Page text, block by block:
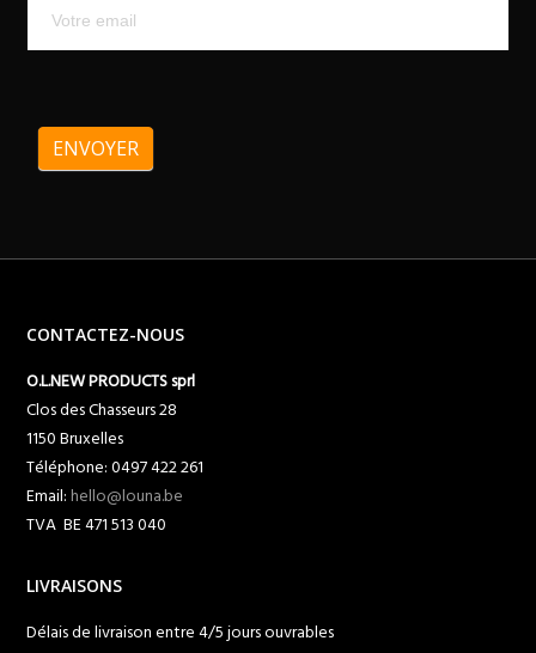
ENVOYER
CONTACTEZ-NOUS
O.L.NEW PRODUCTS sprl
Clos des Chasseurs 28
1150 Bruxelles
Téléphone: 0497 422 261
Email:hello@louna.be
TVA BE 471 513 040
LIVRAISONS
Délais de livraison entre 4/5 jours ouvrables